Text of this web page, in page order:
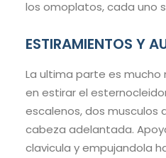
los omoplatos, cada uno
ESTIRAMIENTOS Y
La ultima parte es mucho
en estirar el
escalenos, dos musculos
cabeza adelantada.
clavicula y empujandola